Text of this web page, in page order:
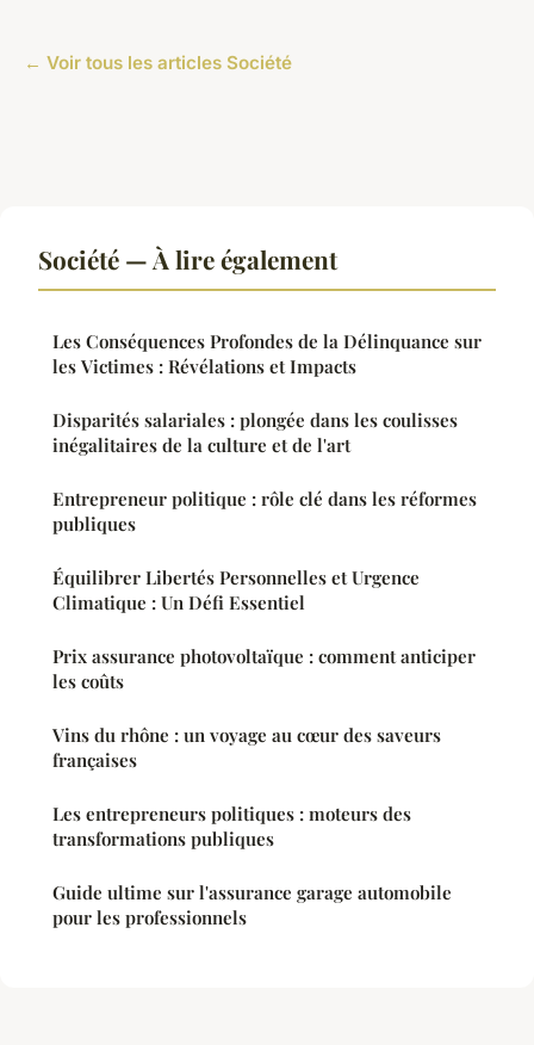
← Voir tous les articles Société
Société — À lire également
Les Conséquences Profondes de la Délinquance sur
les Victimes : Révélations et Impacts
Disparités salariales : plongée dans les coulisses
inégalitaires de la culture et de l'art
Entrepreneur politique : rôle clé dans les réformes
publiques
Équilibrer Libertés Personnelles et Urgence
Climatique : Un Défi Essentiel
Prix assurance photovoltaïque : comment anticiper
les coûts
Vins du rhône : un voyage au cœur des saveurs
françaises
Les entrepreneurs politiques : moteurs des
transformations publiques
Guide ultime sur l'assurance garage automobile
pour les professionnels